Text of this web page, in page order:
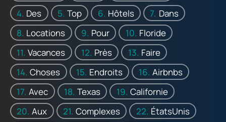
Des
Top Hôtels
Dans
Locations
Pour
Floride
Vacances
Près
Faire
Choses
Endroits
Airbnbs
Avec
Texas
Californie
Aux
Complexes
ÉtatsUnis